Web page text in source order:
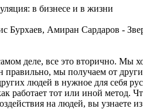
в бизнесе и в жизни
деле, все это вторично. Мы
мы получаем от
людей в нужное для
тот или иной метод.
на людей, вы узнаете